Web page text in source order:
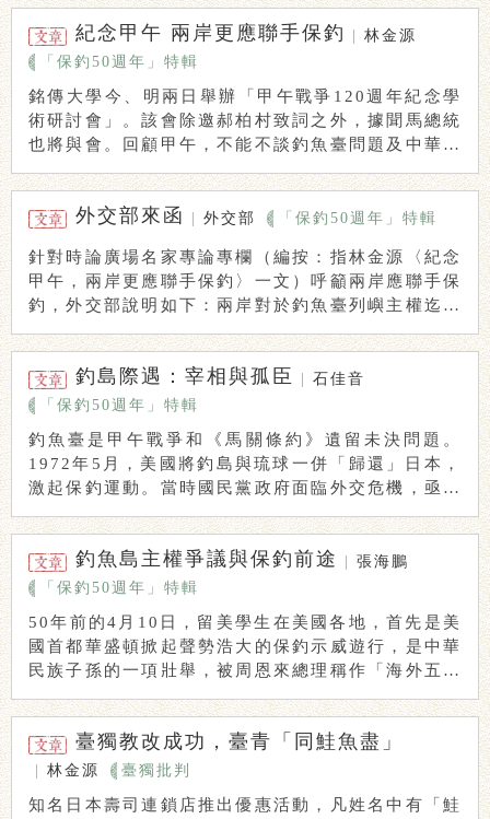
紀念甲午 兩岸更應聯手保釣 | 林金源
「保釣50週年」特輯
銘傳大學今、明兩日舉辦「甲午戰爭120週年紀念學
術研討會」。該會除邀郝柏村致詞之外，據聞馬總統
也將與會。回顧甲午，不能不談釣魚臺問題及中華民
外交部來函 | 外交部 「保釣50週年」特輯
針對時論廣場名家專論專欄（編按：指林金源〈紀念
甲午，兩岸更應聯手保釣〉一文）呼籲兩岸應聯手保
釣，外交部說明如下：兩岸對於釣魚臺列嶼主權迄難
釣島際遇：宰相與孤臣 | 石佳音
「保釣50週年」特輯
釣魚臺是甲午戰爭和《馬關條約》遺留未決問題。
1972年5月，美國將釣島與琉球一併「歸還」日本，
激起保釣運動。當時國民黨政府面臨外交危機，亟需
釣魚島主權爭議與保釣前途 | 張海鵬
「保釣50週年」特輯
50年前的4月10日，留美學生在美國各地，首先是美
國首都華盛頓掀起聲勢浩大的保釣示威遊行，是中華
民族子孫的一項壯舉，被周恩來總理稱作「海外五四
臺獨教改成功，臺青「同鮭魚盡」
林金源 臺獨批判
知名日本壽司連鎖店推出優惠活動，凡姓名中有「鮭